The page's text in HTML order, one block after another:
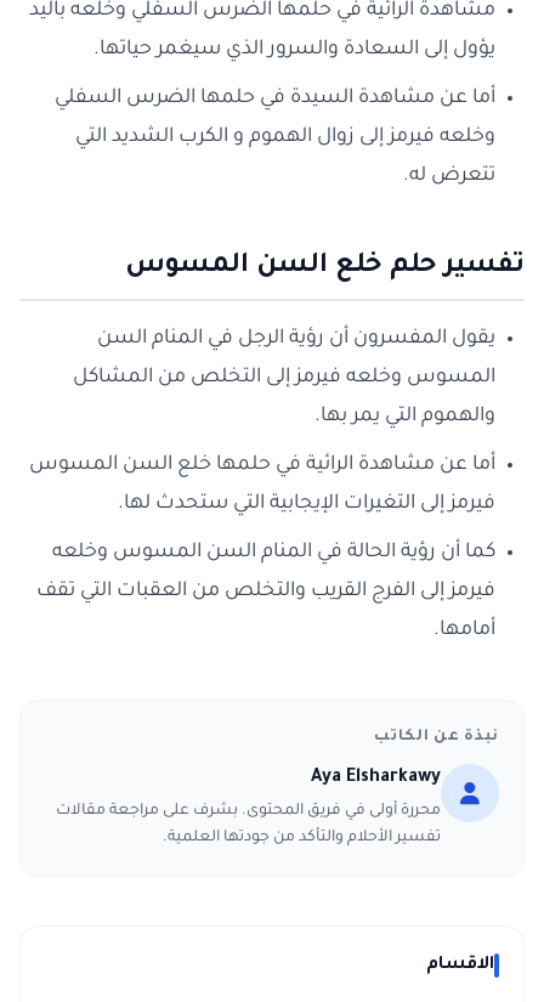
مشاهدة الرائية في حلمها الضرس السفلي وخلعه باليد
يؤول إلى السعادة والسرور الذي سيغمر حياتها.
أما عن مشاهدة السيدة في حلمها الضرس السفلي
وخلعه فيرمز إلى زوال الهموم و الكرب الشديد التي
تتعرض له.
تفسير حلم خلع السن المسوس
يقول المفسرون أن رؤية الرجل في المنام السن
المسوس وخلعه فيرمز إلى التخلص من المشاكل
والهموم التي يمر بها.
أما عن مشاهدة الرائية في حلمها خلع السن المسوس
فيرمز إلى التغيرات الإيجابية التي ستحدث لها.
كما أن رؤية الحالة في المنام السن المسوس وخلعه
فيرمز إلى الفرج القريب والتخلص من العقبات التي تقف
أمامها.
نبذة عن الكاتب
Aya Elsharkawy
محررة أولى في فريق المحتوى. بشرف على مراجعة مقالات
تفسير الأحلام والتأكد من جودتها العلمية.
الاقسام